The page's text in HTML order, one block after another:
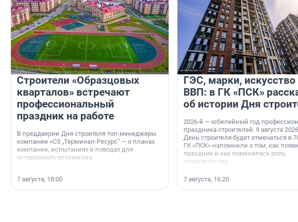
Строители «Образцовых
кварталов» встречают
профессиональный
праздник на работе
В преддверии Дня строителя топ-менеджеры
компании «СЗ „Терминал-Ресурс“ — о планах
компании, испытаниях и поводах для
осторожного оптимизма.
7 августа, 18:00
ГЭС, марки, искусство
ВВП: в ГК «ПСК»
об истории Дня
2026-й — юбилейный год
праздника строителей. 9 августа
День строителя будет отмечаться в
ГК «ПСК» напомнили о том, как
праздник и как поменялась роль
строительства.
7 августа, 16:20